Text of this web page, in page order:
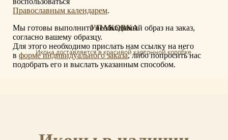
УПАКОВКА
Икона доставляется в красивой картонной коробке.
К иконе прилагается сертификат с указанием мастера, материалов и
Православным календарем.
Мы готовы выполнить необходимый образ на заказ,
согласно вашему образцу.
Для этого необходимо прислать нам ссылку на него
в форме индивидуального заказа, либо попросить нас
подобрать его и выслать указанным способом.